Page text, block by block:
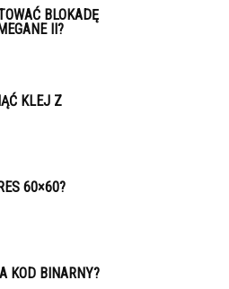
BLOKADĘ
II?
KLEJ Z
60×60?
KOD BINARNY?